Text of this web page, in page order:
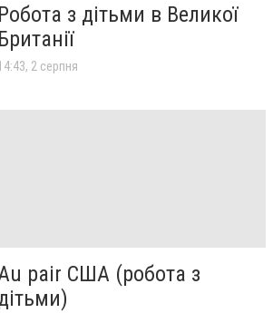
Робота з дітьми в Великої
Британії
2 серпня
pair США (робота з